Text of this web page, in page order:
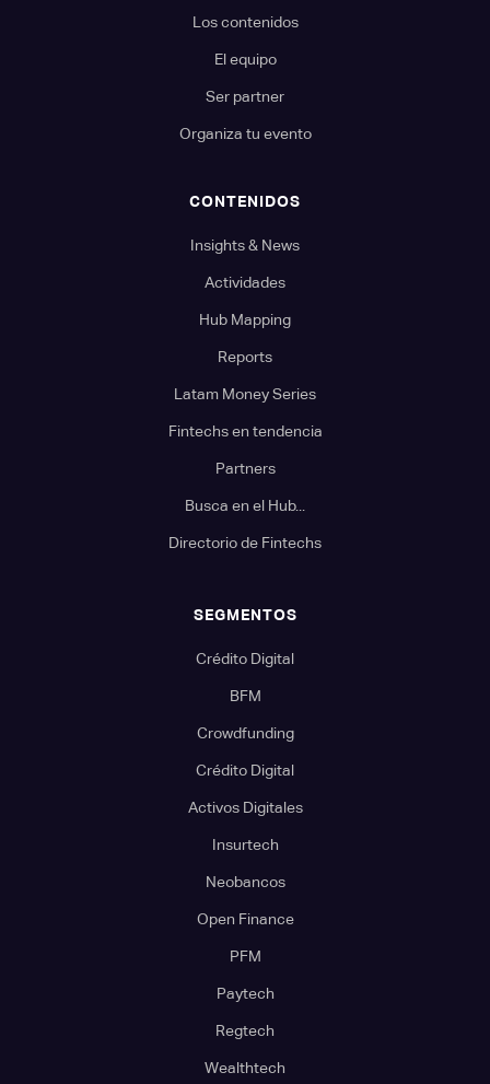
Los contenidos
El equipo
Ser partner
Organiza tu evento
CONTENIDOS
Insights & News
Actividades
Hub Mapping
Reports
Latam Money Series
Fintechs en tendencia
Partners
Busca en el Hub...
Directorio de Fintechs
SEGMENTOS
Crédito Digital
BFM
Crowdfunding
Crédito Digital
Activos Digitales
Insurtech
Neobancos
Open Finance
PFM
Paytech
Regtech
Wealthtech